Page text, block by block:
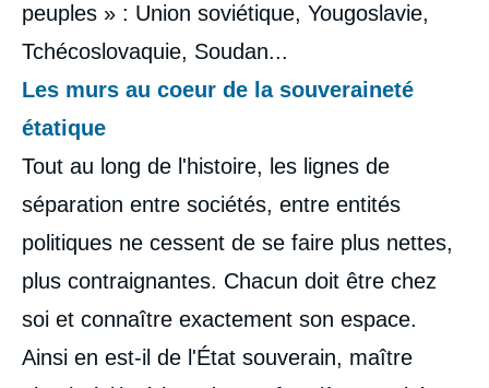
peuples » : Union soviétique, Yougoslavie,
Tchécoslovaquie, Soudan...
Les murs au coeur de la souveraineté
étatique
Tout au long de l'histoire, les lignes de
séparation entre sociétés, entre entités
politiques ne cessent de se faire plus nettes,
plus contraignantes. Chacun doit être chez
soi et connaître exactement son espace.
Ainsi en est-il de l'État souverain, maître